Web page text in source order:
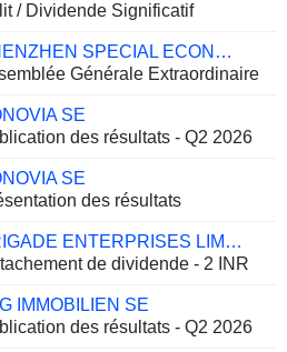
/ Dividende Significatif
SHENZHEN SPECIAL ECONOMIC ZONE REAL ESTATE & PROPERTIES (GROUP) CO., LTD.
Générale Extraordinaire
SE
des résultats - Q2 2026
SE
des résultats
BRIGADE ENTERPRISES LIMITED
de dividende - 2 INR
IMMOBILIEN SE
des résultats - Q2 2026